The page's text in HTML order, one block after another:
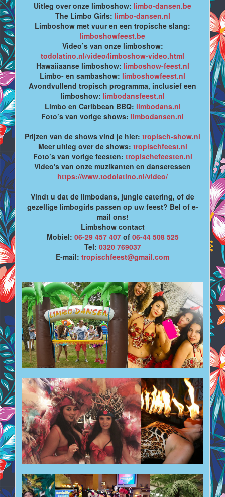
Uitleg over onze limboshow: limbo-dansen.be
The Limbo Girls: limbo-dansen.nl
Limboshow met vuur en een tropische slang:
limboshowfeest.be
Video’s van onze limboshow:
todolatino.nl/video/limboshow-video.html
Hawaiiaanse limboshow: limboshow-feest.nl
Limbo- en sambashow: limboshowfeest.nl
Avondvullend tropisch programma, inclusief een
limboshow: limbodansfeest.nl
Limbo en Caribbean BBQ: limbodans.nl
Foto’s van vorige shows: limbodansen.nl
Prijzen van de shows vind je hier: tropisch-show.nl
Meer uitleg over de shows: tropischfeest.nl
Foto’s van vorige feesten: tropischefeesten.nl
Video's van onze muzikanten en danseressen
https://www.todolatino.nl/video/
Vindt u dat de limbodans, jungle catering, of de
gezellige limbogirls passen op uw feest? Bel of e-
mail ons!
Limbshow contact
Mobiel: 06-29 457 407of 06-44 508 525
Tel: 0320 769037
E-mail: tropischfeest@gmail.com